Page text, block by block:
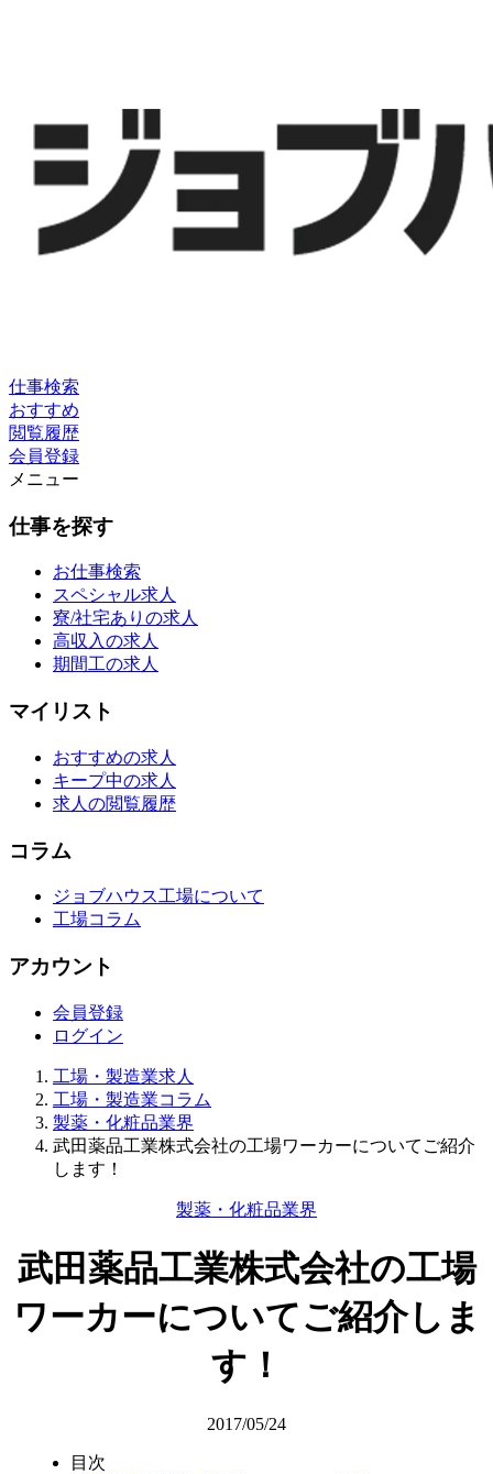
仕事検索
おすすめ
閲覧履歴
会員登録
メニュー
仕事を探す
お仕事検索
スペシャル求人
寮/社宅ありの求人
高収入の求人
期間工の求人
マイリスト
おすすめの求人
キープ中の求人
求人の閲覧履歴
コラム
ジョブハウス工場について
工場コラム
アカウント
会員登録
ログイン
工場・製造業求人
工場・製造業コラム
製薬・化粧品業界
武田薬品工業株式会社の工場ワーカーについてご紹介
します！
製薬・化粧品業界
武田薬品工業株式会社の工場
ワーカーについてご紹介しま
す！
2017/05/24
目次